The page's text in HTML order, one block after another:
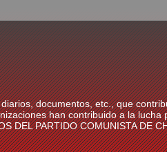
documentos, etc., que
han contribuido a la lucha
DEL PARTIDO COMUNISTA DE